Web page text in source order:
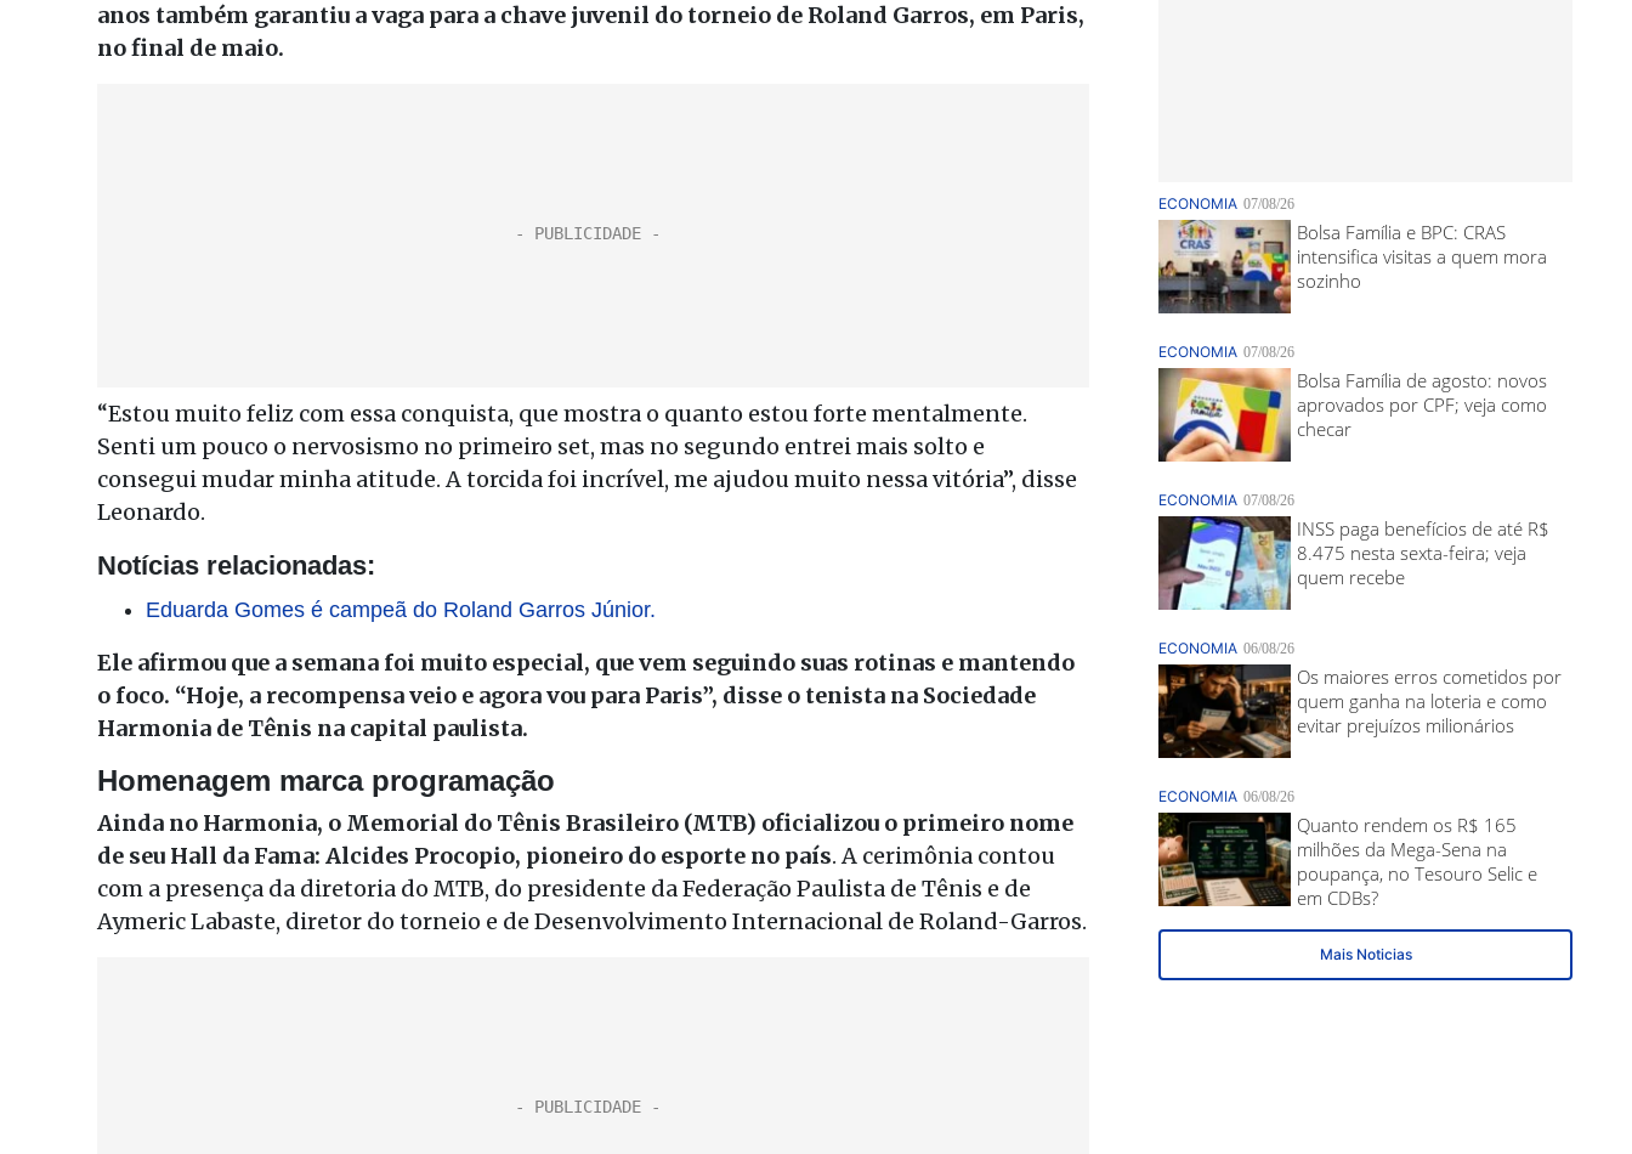
anos também garantiu a vaga para a chave juvenil do torneio de Roland Garros, em Paris,
no final de maio.
“Estou muito feliz com essa conquista, que mostra o quanto estou forte mentalmente.
Senti um pouco o nervosismo no primeiro set, mas no segundo entrei mais solto e
consegui mudar minha atitude. A torcida foi incrível, me ajudou muito nessa vitória”, disse
Leonardo.
Notícias relacionadas:
Eduarda Gomes é campeã do Roland Garros Júnior.
Ele afirmou que a semana foi muito especial, que vem seguindo suas rotinas e mantendo
o foco. “Hoje, a recompensa veio e agora vou para Paris”, disse o tenista na Sociedade
Harmonia de Tênis na capital paulista.
Homenagem marca programação
Ainda no Harmonia, o Memorial do Tênis Brasileiro (MTB) oficializou o primeiro nome
de seu Hall da Fama: Alcides Procopio, pioneiro do esporte no país. A cerimônia contou
com a presença da diretoria do MTB, do presidente da Federação Paulista de Tênis e de
Aymeric Labaste, diretor do torneio e de Desenvolvimento Internacional de Roland-Garros.